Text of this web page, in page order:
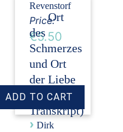
Revenstorf
Price:
€5.50
Ort
des
Schmerzes
und Ort
der Liebe
(Audio +
Transkript)
› Dirk